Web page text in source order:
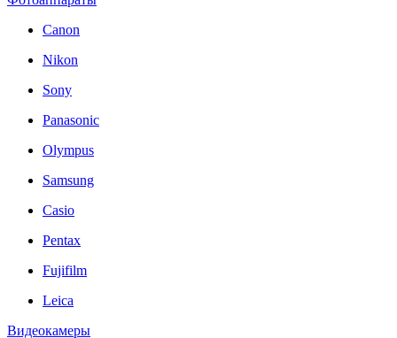
Canon
Nikon
Sony
Panasonic
Olympus
Samsung
Casio
Pentax
Fujifilm
Leica
Видеокамеры